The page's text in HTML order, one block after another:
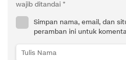
wajib ditandai *
Simpan nama, email, dan
peramban ini untuk